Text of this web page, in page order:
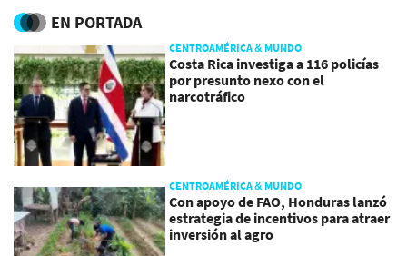
EN PORTADA
CENTROAMÉRICA & MUNDO
Costa Rica investiga a 116 policías
por presunto nexo con el
narcotráfico
CENTROAMÉRICA & MUNDO
Con apoyo de FAO, Honduras lanzó
estrategia de incentivos para atraer
inversión al agro